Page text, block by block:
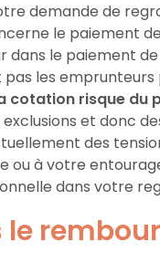
demande de
le paiement
dans le paiement
pas les
cotation risque du
et donc
des
ou à votre
dans votre
le